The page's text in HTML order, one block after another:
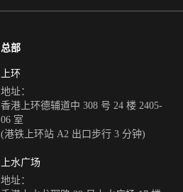
总部
上环
地址：
香港上环德辅道中 308 号 24 楼 2405-
06 室
(港铁上环站 A2 出口步行 3 分钟)
上水广场
地址：